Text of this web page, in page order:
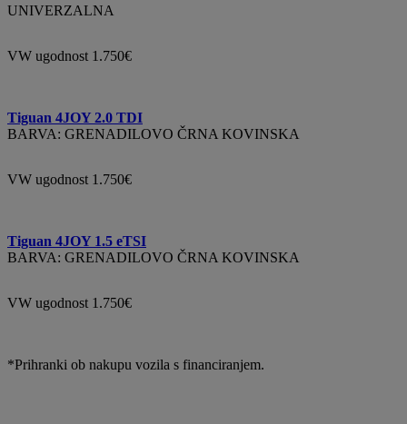
UNIVERZALNA
VW ugodnost 1.750€
Tiguan 4JOY 2.0 TDI
BARVA: GRENADILOVO ČRNA KOVINSKA
VW ugodnost 1.750€
Tiguan 4JOY 1.5 eTSI
BARVA: GRENADILOVO ČRNA KOVINSKA
VW ugodnost 1.750€
*Prihranki ob nakupu vozila s financiranjem.